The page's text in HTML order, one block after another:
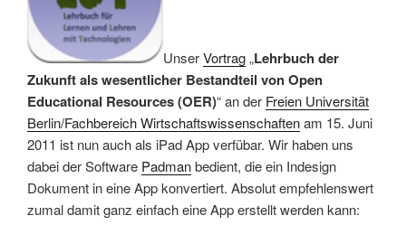
UnserVortrag„Lehrbuch der
Zukunft als wesentlicher Bestandteil von Open
Educational Resources (OER)“ an der Freien Universität
Berlin/Fachbereich Wirtschaftswissenschaftenam 15. Juni
2011 ist nun auch als iPad App verfübar. Wir haben uns
dabei der Software Padmanbedient, die ein Indesign
Dokument in eine App konvertiert. Absolut empfehlenswert
zumal damit ganz einfach eine App erstellt werden kann: